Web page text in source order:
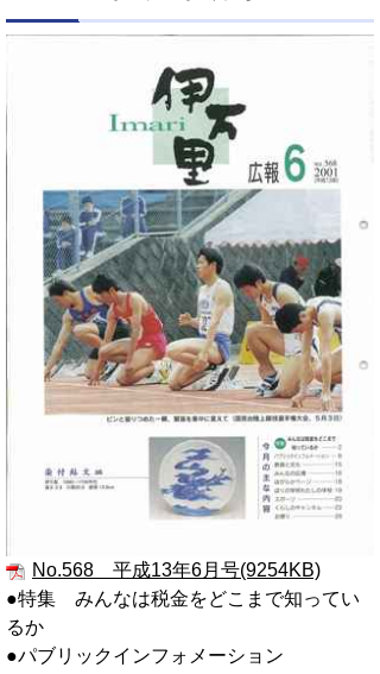
No.568 平成13年6月号(9254KB)
●特集 みんなは税金をどこまで知ってい
るか
●パブリックインフォメーション